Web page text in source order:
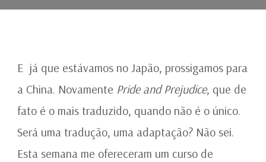
E já que estávamos no Japão, prossigamos para
a China. Novamente Pride and Prejudice, que de
fato é o mais traduzido, quando não é o único.
Será uma tradução, uma adaptação? Não sei.
Esta semana me ofereceram um curso de